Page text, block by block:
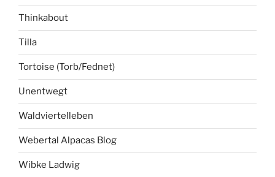
Thinkabout
Tilla
Tortoise (Torb/Fednet)
Unentwegt
Waldviertelleben
Webertal Alpacas Blog
Wibke Ladwig